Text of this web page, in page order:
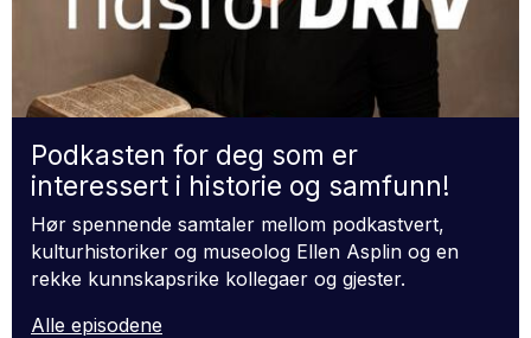
Podkasten for deg som er
interessert i historie og samfunn!
Hør spennende samtaler mellom podkastvert,
kulturhistoriker og museolog Ellen Asplin og en
rekke kunnskapsrike kollegaer og gjester.
Alle episodene